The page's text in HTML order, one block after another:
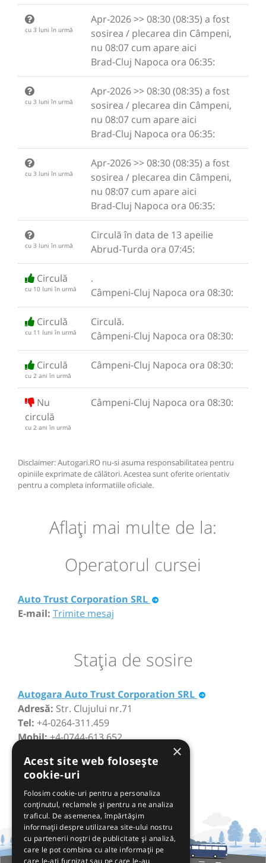
cu 3 luni în urmă
Apr-2026 >> 08:30 (08:35) a fost
sosirea / plecarea din Câmpeni,
nu 08:07 cum apare aici
Brad-Cluj Napoca ora 06:35:
cu 3 luni în urmă
Apr-2026 >> 08:30 (08:35) a fost
sosirea / plecarea din Câmpeni,
nu 08:07 cum apare aici
Brad-Cluj Napoca ora 06:35:
cu 3 luni în urmă
Apr-2026 >> 08:30 (08:35) a fost
sosirea / plecarea din Câmpeni,
nu 08:07 cum apare aici
Brad-Cluj Napoca ora 06:35:
cu 3 luni în urmă
Circulă în data de 13 apeilie
Abrud-Turda ora 07:45:
Circulă
cu 10 luni în urmă
.
Câmpeni-Cluj Napoca ora 08:30:
Circulă
cu 11 luni în urmă
Circulă.
Câmpeni-Cluj Napoca ora 08:30:
Circulă
cu 2 ani în urmă
Câmpeni-Cluj Napoca ora 08:30:
Nu
circulă
cu 2 ani în urmă
Câmpeni-Cluj Napoca ora 08:30:
Disclaimer: Autogari.RO nu-si asuma responsabilitatea pentru
opiniile exprimate de călători. Acestea sunt oferite orientativ
pentru a completa informatiile oficiale.
Aflaţi mai multe de la:
Operatorul cursei
Auto Trust Corporation SRL
E-mail: Trimite mesaj
Staţia de sosire
Autogara Auto Trust Corporation SRL
Adresă: Str. Clujului nr.71
Tel: +4-0264-311.459
Mobil:+4-0744-613.652
×
Acest site web folosește
cookie-uri
Folosim cookie-uri pentru a personaliza
conținutul, reclamele și pentru a ne analiza
traficul. De asemenea, împărtășim
informații despre utilizarea site-ului nostru
cu partenerii noștri de publicitate și analiză,
care le pot combina cu alte informații pe
care le-ați furnizat sau pe care le-au